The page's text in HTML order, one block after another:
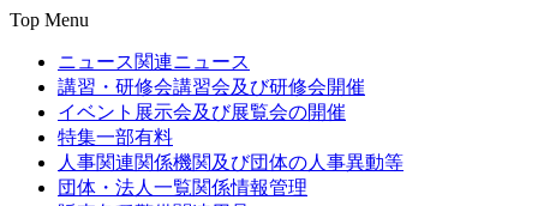
Top Menu
ニュース関連ニュース
講習・研修会講習会及び研修会開催
イベント 展示会及び展覧会の開催
特集一部有料
人事関連関係機関及び団体の人事異動等
団体・法人一覧関係情報管理